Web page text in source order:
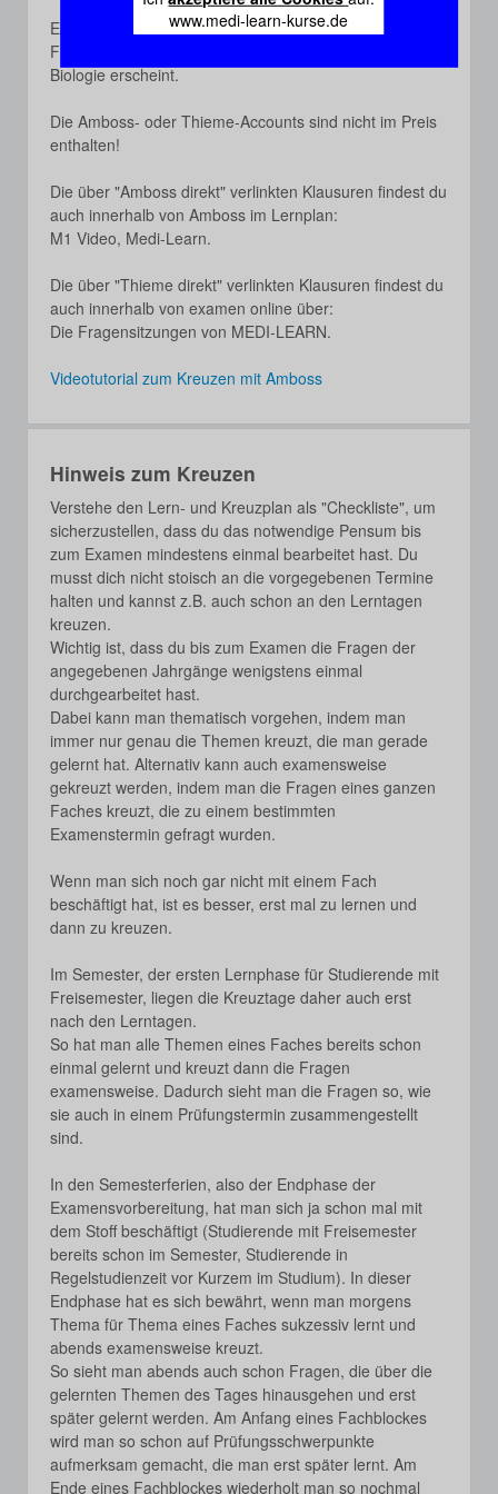
www.medi-learn-kurse.de
Es werden keine Fragen ausgelassen, weil dieselbe
Frage über Amboss in Biochemie und bei Thieme in
Biologie erscheint.
Die Amboss- oder Thieme-Accounts sind nicht im Preis
enthalten!
Die über "Amboss direkt" verlinkten Klausuren findest du
auch innerhalb von Amboss im Lernplan:
M1 Video, Medi-Learn.
Die über "Thieme direkt" verlinkten Klausuren findest du
auch innerhalb von examen online über:
Die Fragensitzungen von MEDI-LEARN.
Videotutorial zum Kreuzen mit Amboss
Hinweis zum Kreuzen
Verstehe den Lern- und Kreuzplan als "Checkliste", um
sicherzustellen, dass du das notwendige Pensum bis
zum Examen mindestens einmal bearbeitet hast. Du
musst dich nicht stoisch an die vorgegebenen Termine
halten und kannst z.B. auch schon an den Lerntagen
kreuzen.
Wichtig ist, dass du bis zum Examen die Fragen der
angegebenen Jahrgänge wenigstens einmal
durchgearbeitet hast.
Dabei kann man thematisch vorgehen, indem man
immer nur genau die Themen kreuzt, die man gerade
gelernt hat. Alternativ kann auch examensweise
gekreuzt werden, indem man die Fragen eines ganzen
Faches kreuzt, die zu einem bestimmten
Examenstermin gefragt wurden.
Wenn man sich noch gar nicht mit einem Fach
beschäftigt hat, ist es besser, erst mal zu lernen und
dann zu kreuzen.
Im Semester, der ersten Lernphase für Studierende mit
Freisemester, liegen die Kreuztage daher auch erst
nach den Lerntagen.
So hat man alle Themen eines Faches bereits schon
einmal gelernt und kreuzt dann die Fragen
examensweise. Dadurch sieht man die Fragen so, wie
sie auch in einem Prüfungstermin zusammengestellt
sind.
In den Semesterferien, also der Endphase der
Examensvorbereitung, hat man sich ja schon mal mit
dem Stoff beschäftigt (Studierende mit Freisemester
bereits schon im Semester, Studierende in
Regelstudienzeit vor Kurzem im Studium). In dieser
Endphase hat es sich bewährt, wenn man morgens
Thema für Thema eines Faches sukzessiv lernt und
abends examensweise kreuzt.
So sieht man abends auch schon Fragen, die über die
gelernten Themen des Tages hinausgehen und erst
später gelernt werden. Am Anfang eines Fachblockes
wird man so schon auf Prüfungsschwerpunkte
aufmerksam gemacht, die man erst später lernt. Am
Ende eines Fachblockes wiederholt man so nochmal